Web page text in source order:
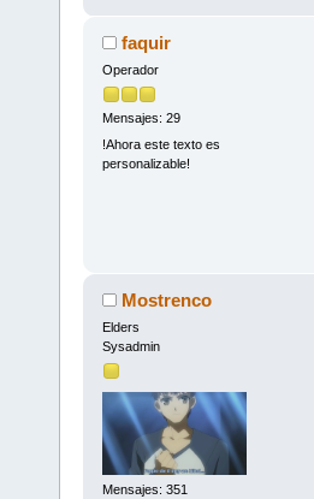
faquir
Operador
Mensajes: 29
!Ahora este texto es
personalizable!
Mostrenco
Elders
Sysadmin
Mensajes: 351